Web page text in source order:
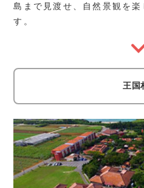
島まで見渡せ、自然景観を
す。
王国